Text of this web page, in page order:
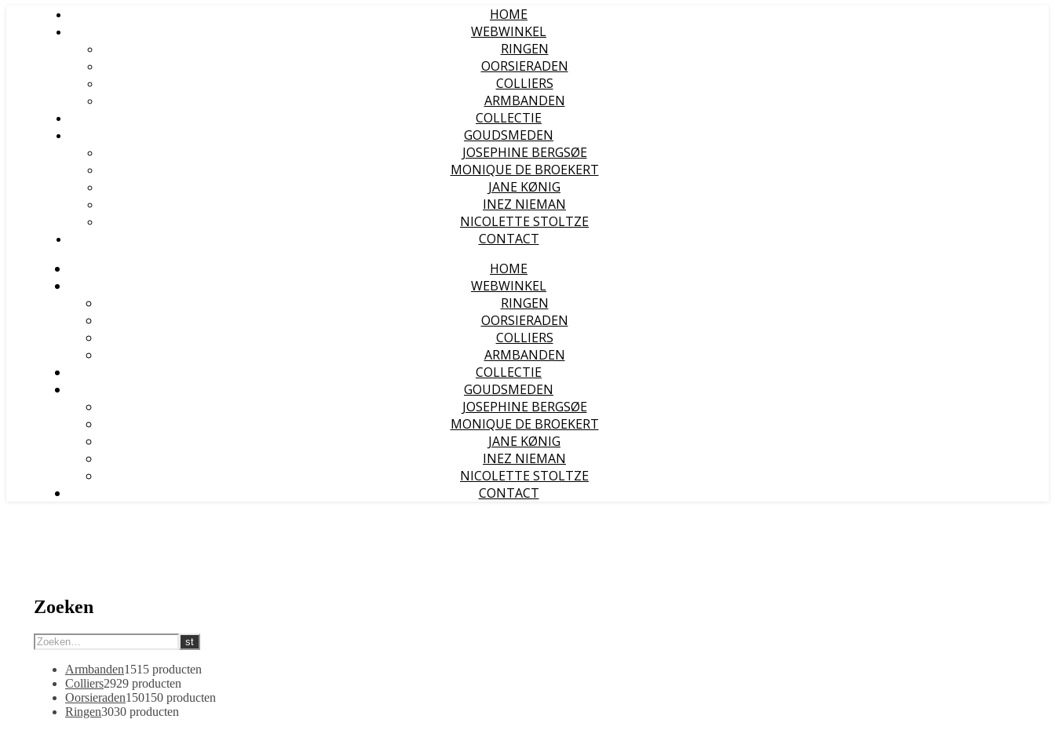
HOME
WEBWINKEL
RINGEN
OORSIERADEN
COLLIERS
ARMBANDEN
COLLECTIE
GOUDSMEDEN
JOSEPHINE BERGSØE
MONIQUE DE BROEKERT
JANE KØNIG
INEZ NIEMAN
NICOLETTE STOLTZE
CONTACT
HOME
WEBWINKEL
RINGEN
OORSIERADEN
COLLIERS
ARMBANDEN
COLLECTIE
GOUDSMEDEN
JOSEPHINE BERGSØE
MONIQUE DE BROEKERT
JANE KØNIG
INEZ NIEMAN
NICOLETTE STOLTZE
CONTACT
Zoeken
Armbanden1515 producten
Colliers2929 producten
Oorsieraden150150 producten
Ringen3030 producten